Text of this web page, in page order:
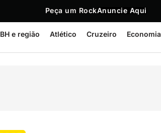
Peça um RockAnuncie Aqui
BH e região Atlético Cruzeiro Economia